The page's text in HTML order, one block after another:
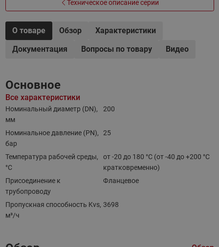
Техническое описание серии
О товаре Обзор
Характеристики
Документация
Вопросы по товару Видео
Основное
Все характеристики
Номинальный диаметр (DN),
мм
200
Номинальное давление (PN),
бар
25
Температура рабочей среды,
°С
от -20 до 180 °C (от -40 до +200 °С
кратковременно)
Присоединение к
трубопроводу
Фланцевое
Пропускная способность Kvs,
м³/ч
3698